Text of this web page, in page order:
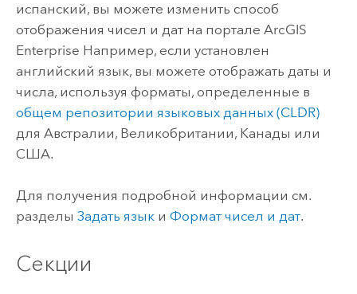
испанский, вы можете изменить способ
отображения чисел и дат на портале ArcGIS
Enterprise Например, если установлен
английский язык, вы можете отображать даты и
числа, используя форматы, определенные в
общем репозитории языковых данных (CLDR)
для Австралии, Великобритании, Канады или
США.
Для получения подробной информации см.
разделы Задать языки Формат чисел и дат.
Секции